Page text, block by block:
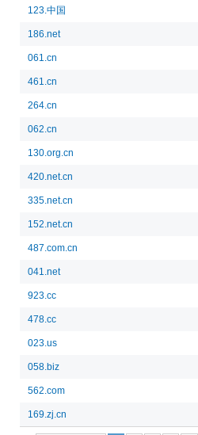
123.中国
186.net
061.cn
461.cn
264.cn
062.cn
130.org.cn
420.net.cn
335.net.cn
152.net.cn
487.com.cn
041.net
923.cc
478.cc
023.us
058.biz
562.com
169.zj.cn